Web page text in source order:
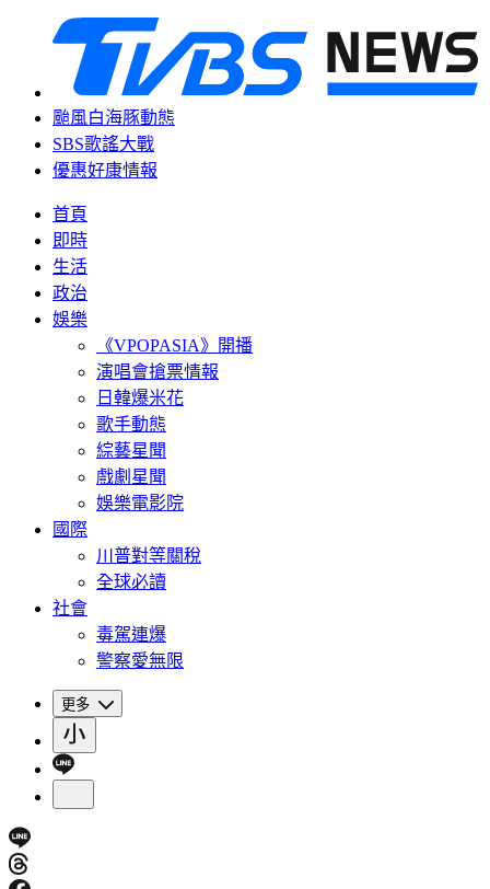
颱風白海豚動態
SBS歌謠大戰
優惠好康情報
首頁
即時
生活
政治
娛樂
《VPOPASIA》開播
演唱會搶票情報
日韓爆米花
歌手動態
綜藝星聞
戲劇星聞
娛樂電影院
國際
川普對等關稅
全球必讀
社會
毒駕連爆
警察愛無限
更多